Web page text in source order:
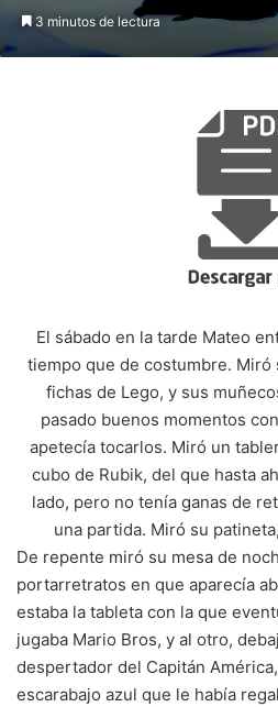
3 minutos de lectura
El sábado en la tarde Mateo
tiempo que de costumbre. Miró
fichas de Lego, y sus
pasado buenos momentos
apetecía tocarlos. Miró un
cubo de Rubik, del que hasta
lado, pero no tenía ganas de
una partida. Miró su
De repente miró su mesa de
portarretratos en que aparecía
estaba la tableta con la que
jugaba Mario Bros, y al otro,
despertador del Capitán
escarabajo azul que le había